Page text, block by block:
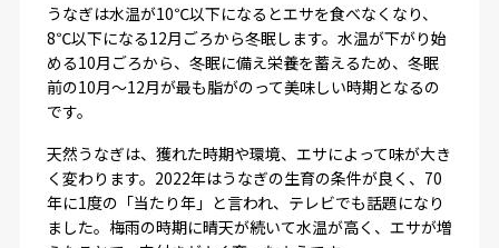
うなぎは水温が10℃以下になるとエサを食べなくなり、
8℃以下になる12月ごろから冬眠します。水温が下がり始
める10月ごろから、冬眠に備え栄養を蓄えるため、冬眠
前の10月〜12月が最も脂がのって美味しい時期となるの
です。
天然うなぎは、獲れた時期や環境、エサによって味が大き
く変わります。2022年はうなぎの生育の条件が良く、70
年に1度の「当たり年」と言われ、テレビでも話題になり
ました。梅雨の時期に晴天が続いて水温が高く、エサが増